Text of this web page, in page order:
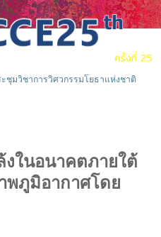
ชุมวิชาการวิศวกรรมโยธาแห่งชาติ
ในอนาคตภายใต้
พภูมิอากาศโดย